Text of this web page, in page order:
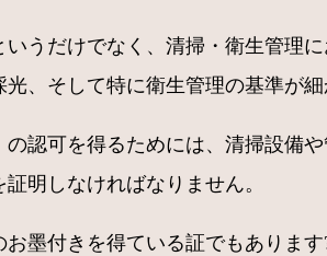
うだけでなく、清掃・衛生管理
、そして特に衛生管理の基準が細
認可を得るためには、清掃設備
明しなければなりません。
墨付きを得ている証でもあります